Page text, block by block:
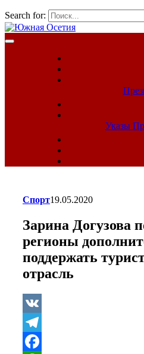
Search for:
Указы
Спорт19.05.2020
Зарина Догузова
регионы
поддержать
отрасль
VK
Telegram